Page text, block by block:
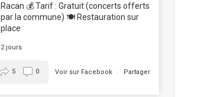
Racan 💰 Tarif : Gratuit (concerts offerts
par la commune) 🍽️ Restauration sur
place
2 jours
Voir sur Facebook · Partager
5 0